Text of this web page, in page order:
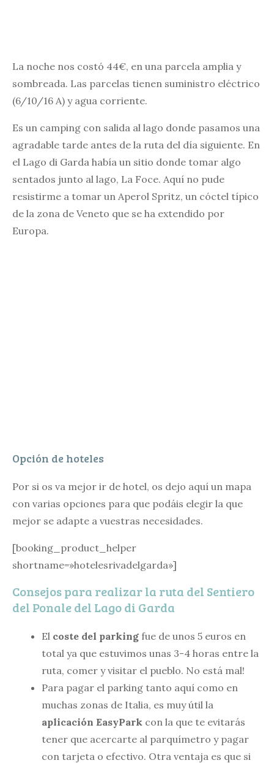
La noche nos costó 44€, en una parcela amplia y
sombreada. Las parcelas tienen suministro eléctrico
(6/10/16 A) y agua corriente.
Es un camping con salida al lago donde pasamos una
agradable tarde antes de la ruta del día siguiente. En
el Lago di Garda había un sitio donde tomar algo
sentados junto al lago, La Foce. Aquí no pude
resistirme a tomar un Aperol Spritz, un cóctel típico
de la zona de Veneto que se ha extendido por
Europa.
Opción de hoteles
Por si os va mejor ir de hotel, os dejo aquí un mapa
con varias opciones para que podáis elegir la que
mejor se adapte a vuestras necesidades.
[booking_product_helper
shortname=»hotelesrivadelgarda»]
Consejos para realizar la ruta del Sentiero
del Ponale del Lago di Garda
El coste del parking fue de unos 5 euros en
total ya que estuvimos unas 3-4 horas entre la
ruta, comer y visitar el pueblo. No está mal!
Para pagar el parking tanto aquí como en
muchas zonas de Italia, es muy útil la
aplicación EasyPark con la que te evitarás
tener que acercarte al parquímetro y pagar
con tarjeta o efectivo. Otra ventaja es que si